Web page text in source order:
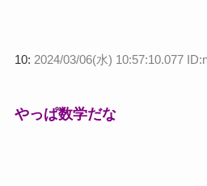
10: 2024/03/06(水) 10:57:10.077
やっぱ数学だな